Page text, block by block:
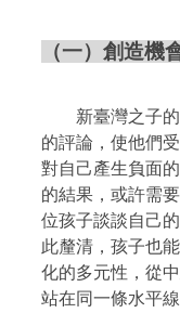
（一）創造機
新臺灣之子
的評論，使他們
對自己產生負面
的結果，或許需
位孩子談談自己
此釐清，孩子也
化的多元性，從
站在同一條水平